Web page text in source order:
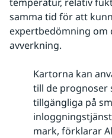
samma tid för att
expertbedömning
avverkning.
Kartorna kan
till de prognoser
tillgängliga på
mark, förklarar